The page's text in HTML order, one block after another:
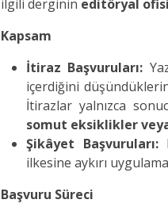
ilgili derginin editöryal ofisi
Kapsam
İtiraz Başvuruları:
içerdiğini
İtirazlar yalnızca
somut eksiklikler
Şikâyet Başvuruları:
ilkesine aykırı
Başvuru Süreci